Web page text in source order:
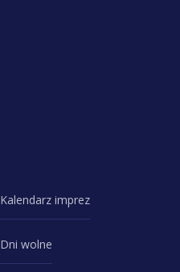
Kalendarz imprez
Dni wolne